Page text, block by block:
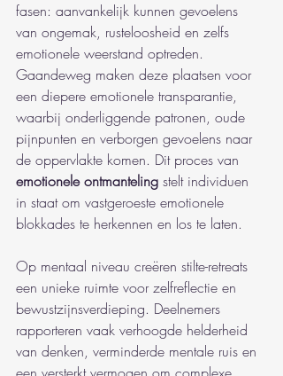
fasen: aanvankelijk kunnen gevoelens
van ongemak, rusteloosheid en zelfs
emotionele weerstand optreden.
Gaandeweg maken deze plaatsen voor
een diepere emotionele transparantie,
waarbij onderliggende patronen, oude
pijnpunten en verborgen gevoelens naar
de oppervlakte komen. Dit proces van
emotionele ontmanteling stelt individuen
in staat om vastgeroeste emotionele
blokkades te herkennen en los te laten.
Op mentaal niveau creëren stilte-retreats
een unieke ruimte voor zelfreflectie en
bewustzijnsverdieping. Deelnemers
rapporteren vaak verhoogde helderheid
van denken, verminderde mentale ruis en